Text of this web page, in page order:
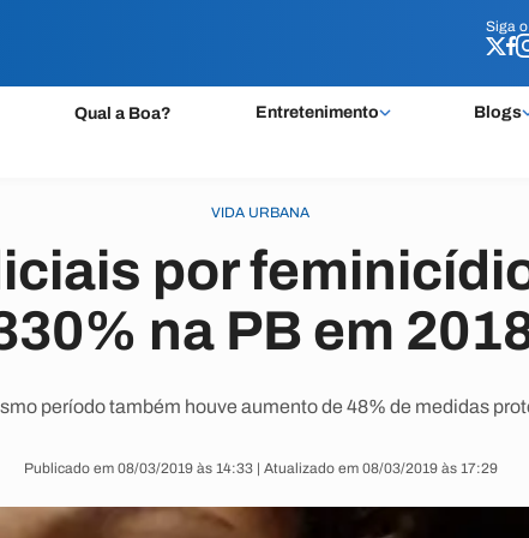
Siga o
Qual a Boa? Entretenimento Blogs
Siga o
VIDA URBANA
por
na PB em
período também houve aumento de 48% de medidas
Publicado em 08/03/2019 às 14:33 | Atualizado em 08/03/2019 às 17:29